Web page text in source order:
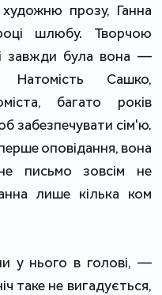
прозу, Ганна
шлюбу. Творчою
завжди була вона —
Натомість Сашко,
багато років
забезпечувати сім'ю.
оповідання, вона
письмо зовсім не
лише кілька ком
у нього в голові, —
таке не вигадується,